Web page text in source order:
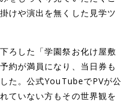
けや演出を無くした見学ツ
ろした「学園祭お化け屋敷
約が満員になり、当日券も
た。公式YouTubeでPVが公
ていない方もその世界観を